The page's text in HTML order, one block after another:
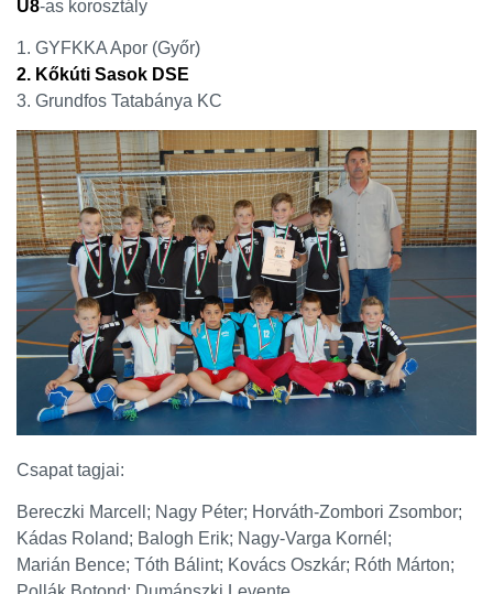
U8-as korosztály
1. GYFKKA Apor (Győr)
2. Kőkúti Sasok DSE
3. Grundfos Tatabánya KC
Csapat tagjai:
Bereczki Marcell; Nagy Péter; Horváth-Zombori Zsombor;
Kádas Roland; Balogh Erik; Nagy-Varga Kornél;
Marián Bence; Tóth Bálint; Kovács Oszkár; Róth Márton;